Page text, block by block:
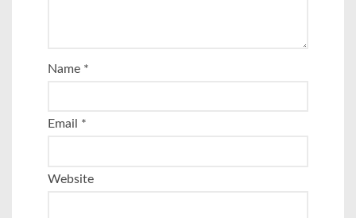
Name *
Email *
Website